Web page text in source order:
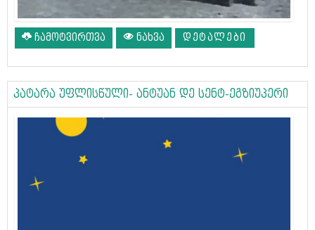
ჩამოტვირთვა ნახვა ᲓᲔᲢᲐᲚᲔᲑᲘ
პატარა უფლისწული- ანტუან დე სენტ-ეგზიუპერი